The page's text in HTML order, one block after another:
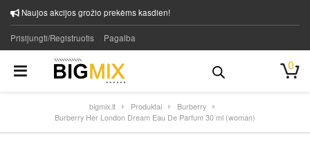
Naujos akcijos grožio prekėms kasdien!
Prisijungti/Registruotis Pagalba
0
bigmix.lt Produktai
Burberry
Burberry Her London Dream Eau De Parfum 30 ml (woman)